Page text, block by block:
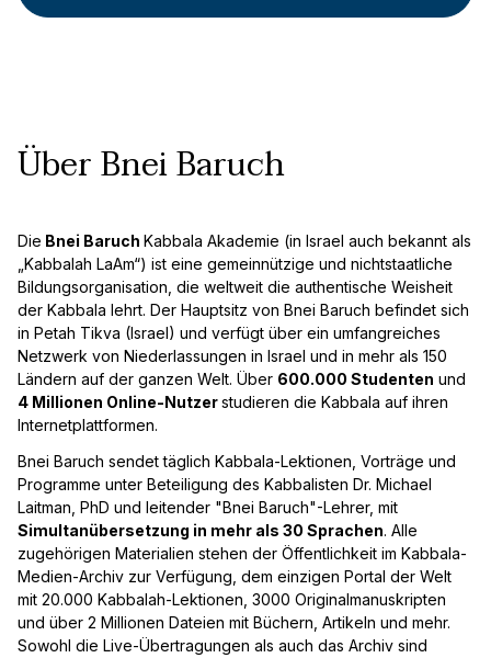
Über Bnei Baruch
Die Bnei Baruch Kabbala Akademie (in Israel auch bekannt als
„Kabbalah LaAm“) ist eine gemeinnützige und nichtstaatliche
Bildungsorganisation, die weltweit die authentische Weisheit
der Kabbala lehrt. Der Hauptsitz von Bnei Baruch befindet sich
in Petah Tikva (Israel) und verfügt über ein umfangreiches
Netzwerk von Niederlassungen in Israel und in mehr als 150
Ländern auf der ganzen Welt. Über 600.000 Studenten und
4 Millionen Online-Nutzerstudieren die Kabbala auf ihren
Internetplattformen.
Bnei Baruch sendet täglich Kabbala-Lektionen, Vorträge und
Programme unter Beteiligung des Kabbalisten Dr. Michael
Laitman, PhD und leitender "Bnei Baruch"-Lehrer, mit
Simultanübersetzung in mehr als 30 Sprachen. Alle
zugehörigen Materialien stehen der Öffentlichkeit im Kabbala-
Medien-Archiv zur Verfügung, dem einzigen Portal der Welt
mit 20.000 Kabbalah-Lektionen, 3000 Originalmanuskripten
und über 2 Millionen Dateien mit Büchern, Artikeln und mehr.
Sowohl die Live-Übertragungen als auch das Archiv sind